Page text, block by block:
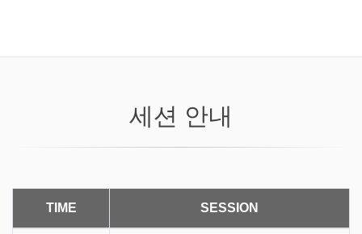
세션 안내
TIME SESSION